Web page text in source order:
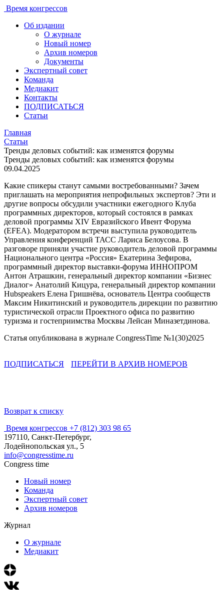
Время конгрессов
Об издании
О журнале
Новый номер
Архив номеров
Документы
Экспертный совет
Команда
Медиакит
Контакты
ПОДПИСАТЬСЯ
Статьи
Главная
Статьи
Тренды деловых событий: как изменятся форумы
Тренды деловых событий: как изменятся форумы
09.04.2025
Какие спикеры станут самыми востребованными? Зачем
приглашать на мероприятия непрофильных экспертов? Эти и
другие вопросы обсудили участники ежегодного Клуба
программных директоров, который состоялся в рамках
деловой программы XIV Евразийского Ивент Форума
(EFEA). Модератором встречи выступила руководитель
Управления конференций ТАСС Лариса Белоусова. В
разговоре приняли участие руководитель деловой программы
Национального центра «Россия» Екатерина Зефирова,
программный директор выставки-форума ИННОПРОМ
Антон Атрашкин, генеральный директор компании «Бизнес
Диалог» Анатолий Кицура, генеральный директор компании
Hubspeakers Елена Гришнёва, основатель Центра сообществ
Максим Никитинский и руководитель дирекции по развитию
туристической отрасли Проектного офиса по развитию
туризма и гостеприимства Москвы Лейсан Миназетдинова.
Статья опубликована в журнале CongressTime №1(30)2025
ПОДПИСАТЬСЯ ПЕРЕЙТИ В АРХИВ НОМЕРОВ
Возврат к списку
Время конгрессов +7 (812) 303 98 65
197110, Санкт-Петербург,
Лодейнопольская ул., 5
info@congresstime.ru
Congress time
Новый номер
Команда
Экспертный совет
Архив номеров
Журнал
О журнале
Медиакит